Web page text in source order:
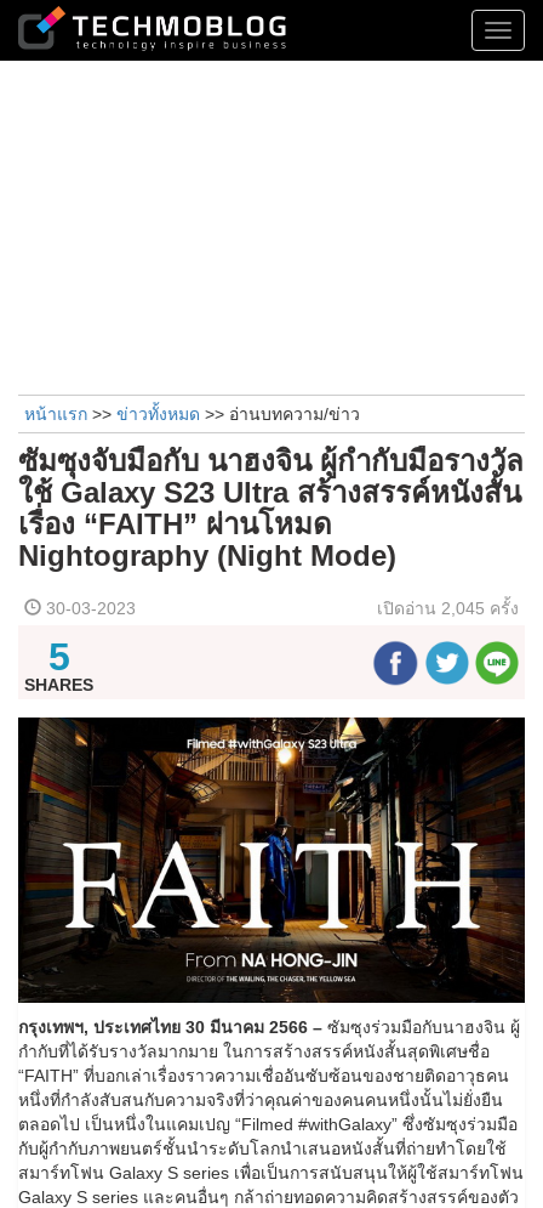
หน้าแรก >> ข่าวทั้งหมด >> อ่านบทความ/ข่าว
ซัมซุงจับมือกับ นาฮงจิน ผู้กำกับมือรางวัล
ใช้ Galaxy S23 Ultra สร้างสรรค์หนังสั้น
เรื่อง “FAITH” ผ่านโหมด
Nightography (Night Mode)
30-03-2023 เปิดอ่าน 2,045 ครั้ง
5
SHARES
กรุงเทพฯ, ประเทศไทย 30 มีนาคม 2566 – ซัมซุงร่วมมือกับนาฮงจิน ผู้
กำกับที่ได้รับรางวัลมากมาย ในการสร้างสรรค์หนังสั้นสุดพิเศษชื่อ
“FAITH” ที่บอกเล่าเรื่องราวความเชื่ออันซับซ้อนของชายติดอาวุธคน
หนึ่งที่กำลังสับสนกับความจริงที่ว่าคุณค่าของคนคนหนึ่งนั้นไม่ยั่งยืน
ตลอดไป เป็นหนึ่งในแคมเปญ “Filmed #withGalaxy” ซึ่งซัมซุงร่วมมือ
กับผู้กำกับภาพยนตร์ชั้นนำระดับโลกนำเสนอหนังสั้นที่ถ่ายทำโดยใช้
สมาร์ทโฟน Galaxy S series เพื่อเป็นการสนับสนุนให้ผู้ใช้สมาร์ทโฟน
Galaxy S series และคนอื่นๆ กล้าถ่ายทอดความคิดสร้างสรรค์ของตัว